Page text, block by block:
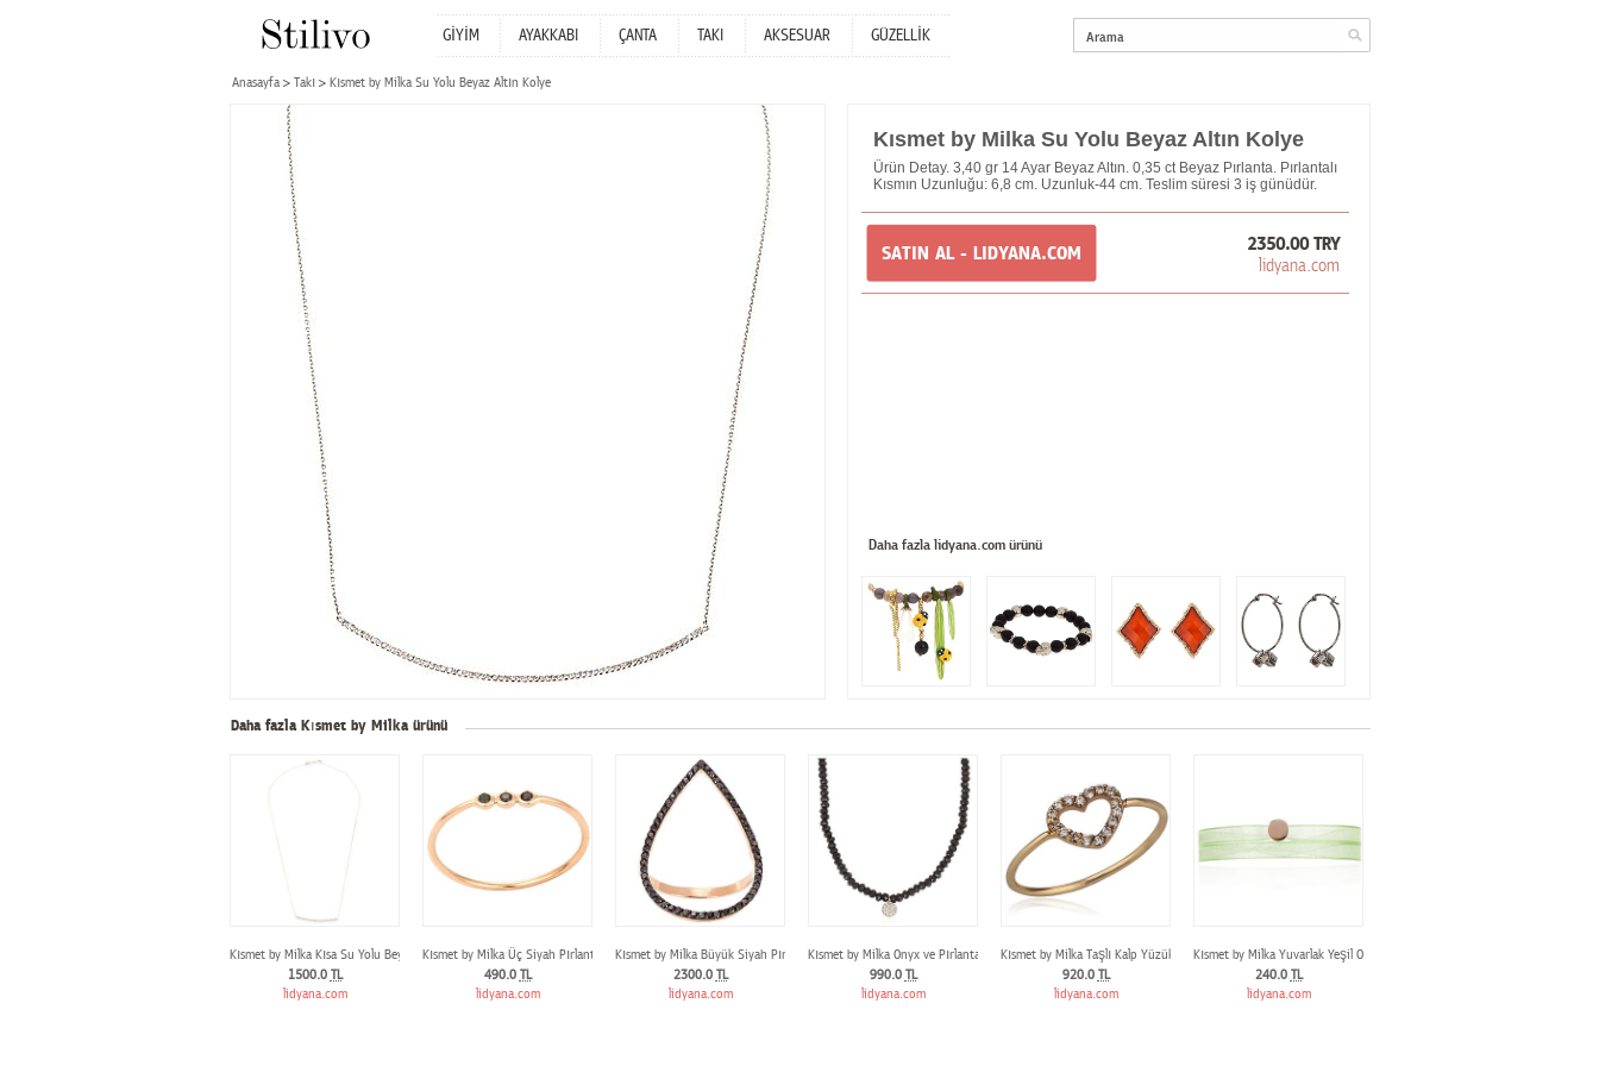
GİYİM AYAKKABI ÇANTA TAKI AKSESUAR GÜZELLİK
Anasayfa Takı Kısmet by Milka Su Yolu Beyaz Altın Kolye
Kısmet by Milka Su Yolu Beyaz Altın Kolye
Ürün Detay. 3,40 gr 14 Ayar Beyaz Altın. 0,35 ct Beyaz Pırlanta. Pırlantalı
Kısmın Uzunluğu: 6,8 cm. Uzunluk-44 cm. Teslim süresi 3 iş günüdür.
SATIN AL - LIDYANA.COM 2350.00 TRY
lidyana.com
Daha fazla lidyana.com ürünü
Daha fazla Kısmet by Milka ürünü
Kısmet by Milka Kısa Su Yolu Beyaz Altın Kolye
1500.0 TL
lidyana.com
Kısmet by Milka Üç Siyah Pırlanta Taşlı Yüzük
490.0 TL
lidyana.com
Kısmet by Milka Büyük Siyah Pırlanta Damla Yüzük
2300.0 TL
lidyana.com
Kısmet by Milka Onyx ve Pırlantalı Yuvarlak Kolye
990.0 TL
lidyana.com
Kısmet by Milka Taşlı Kalp Yüzük
920.0 TL
lidyana.com
Kısmet by Milka Yuvarlak Yeşil Organze Bilezik
240.0 TL
lidyana.com